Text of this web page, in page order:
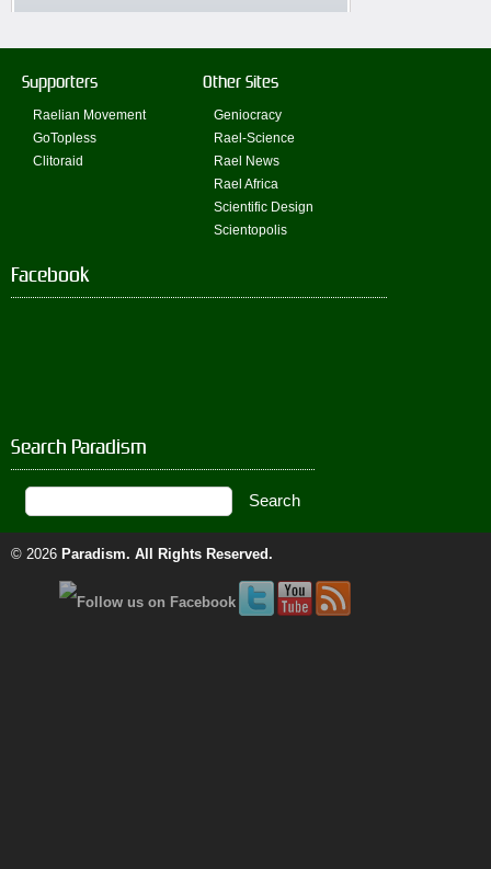
Supporters
Raelian Movement
GoTopless
Clitoraid
Other Sites
Geniocracy
Rael-Science
Rael News
Rael Africa
Scientific Design
Scientopolis
Facebook
Search Paradism
© 2026 Paradism. All Rights Reserved.